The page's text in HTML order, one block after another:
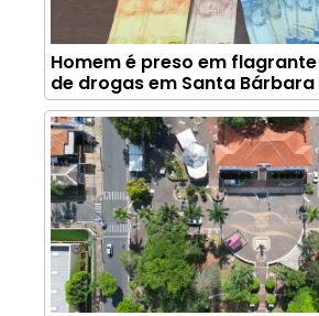
Homem é preso em
de drogas em Santa Bárbara